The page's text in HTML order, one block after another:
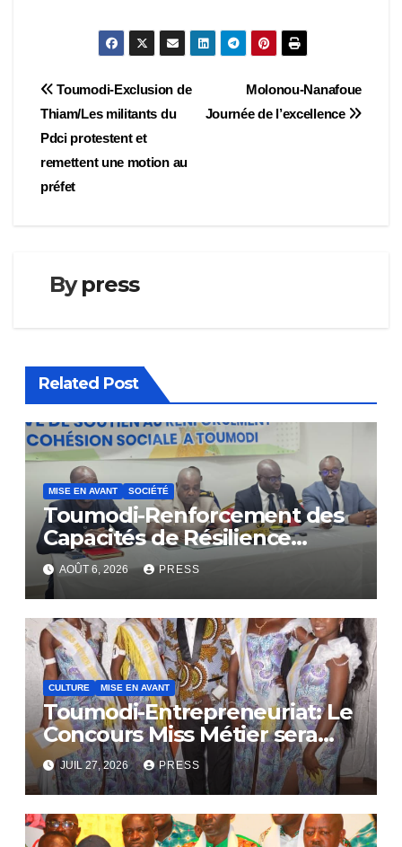
Navigation
de
l’article
Molonou-Nanafoue
Journée de l’excellence
Toumodi-Exclusion de
Thiam/Les militants du
Pdci protestent et
remettent une motion au
préfet
Bypress
Related Post
MISE EN AVANT SOCIÉTÉ
Toumodi-Renforcement des
Capacités de Résilience
Communautaire
AOÛT 6, 2026 PRESS
CULTURE MISE EN AVANT
Toumodi-Entrepreneuriat: Le
Concours Miss Métier sera
bientôt lance.
JUIL 27, 2026 PRESS